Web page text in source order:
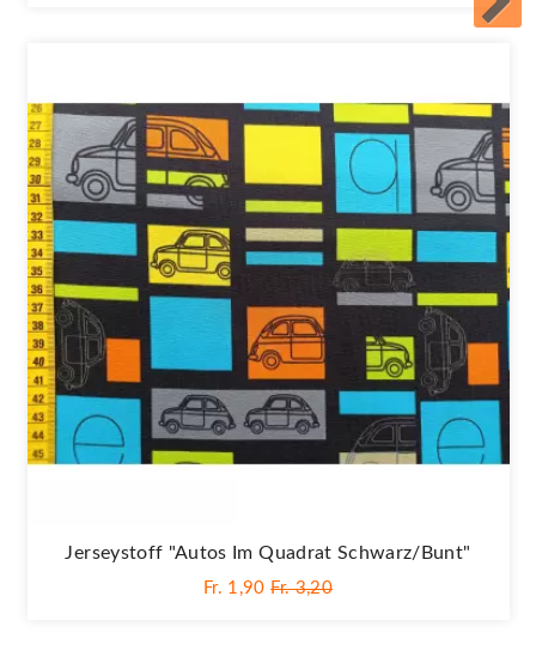
Jerseystoff "Autos Im Quadrat Schwarz/bunt"
Fr. 1,90 Fr. 3,20